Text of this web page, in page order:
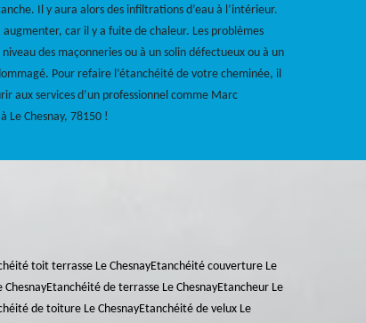
Il y aura alors des infiltrations d’eau à l’intérieur.
car il y a fuite de chaleur. Les problèmes
des maçonneries ou à un solin défectueux ou à un
Pour refaire l’étanchéité de votre cheminée, il
aux services d’un professionnel comme Marc
Le Chesnay, 78150 !
toit terrasse Le ChesnayEtanchéité couverture Le
ChesnayEtanchéité de terrasse Le ChesnayEtancheur Le
de toiture Le ChesnayEtanchéité de velux Le